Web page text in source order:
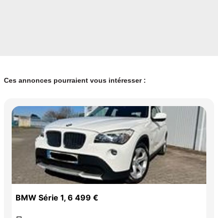
Ces annonces pourraient vous intéresser :
BMW Série 1, 6 499 €